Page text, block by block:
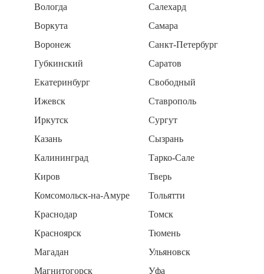
Вологда
Воркута
Воронеж
Губкинский
Екатеринбург
Ижевск
Иркутск
Казань
Калининград
Киров
Комсомольск-на-Амуре
Краснодар
Красноярск
Магадан
Магнитогорск
Салехард
Самара
Санкт-Петербург
Саратов
Свободный
Ставрополь
Сургут
Сызрань
Тарко-Сале
Тверь
Тольятти
Томск
Тюмень
Ульяновск
Уфа